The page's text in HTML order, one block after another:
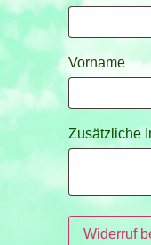
E-
Vorname
Zusätzliche
Widerruf